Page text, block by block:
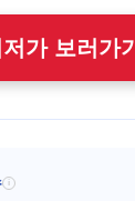
가 보러가기
i